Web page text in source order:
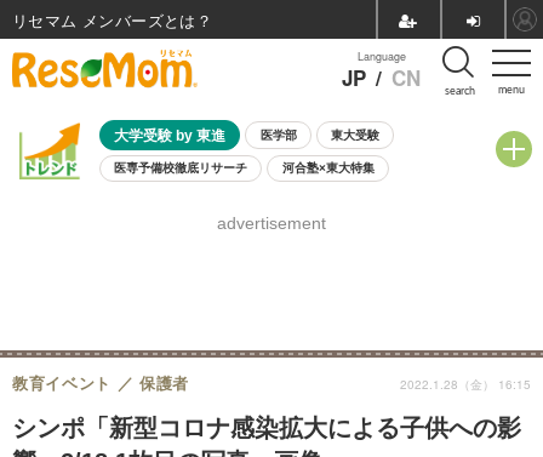
menu
Language
JP / CN search
大学受験 by 東進 医学部 東大受験
医専予備校徹底リサーチ 河合塾×東大特集
8月開催学校説明会・相談会
advertisement
シンポ「新型コロナ感染拡大による子供への影
教育イベント 保護者 2022.1.28（金） 16:15
リセマム メンバーズ